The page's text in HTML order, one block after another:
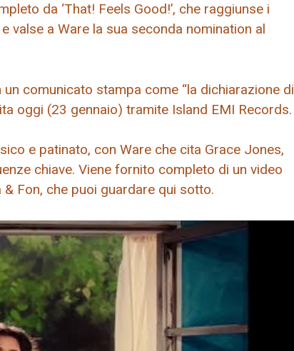
da ‘That! Feels Good!’, che raggiunse i
valse a Ware la sua seconda nomination al
comunicato stampa come “la dichiarazione di
oggi (23 gennaio) tramite Island EMI Records.
e patinato, con Ware che cita Grace Jones,
chiave. Viene fornito completo di un video
Fon, che puoi guardare qui sotto.